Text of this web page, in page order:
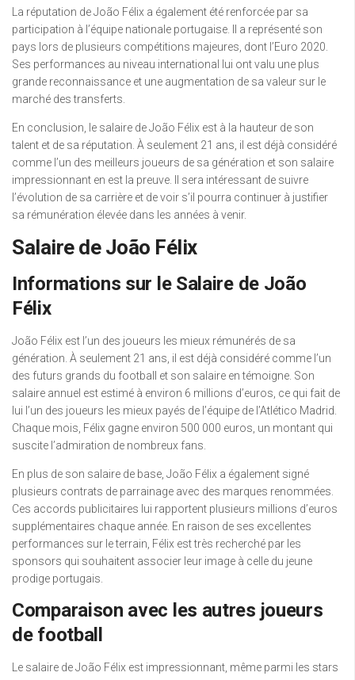
La réputation de João Félix a également été renforcée par sa
participation à l’équipe nationale portugaise. Il a représenté son
pays lors de plusieurs compétitions majeures, dont l’Euro 2020.
Ses performances au niveau international lui ont valu une plus
grande reconnaissance et une augmentation de sa valeur sur le
marché des transferts.
En conclusion, le salaire de João Félix est à la hauteur de son
talent et de sa réputation. À seulement 21 ans, il est déjà considéré
comme l’un des meilleurs joueurs de sa génération et son salaire
impressionnant en est la preuve. Il sera intéressant de suivre
l’évolution de sa carrière et de voir s’il pourra continuer à justifier
sa rémunération élevée dans les années à venir.
Salaire de João Félix
Informations sur le Salaire de João
Félix
João Félix est l’un des joueurs les mieux rémunérés de sa
génération. À seulement 21 ans, il est déjà considéré comme l’un
des futurs grands du football et son salaire en témoigne. Son
salaire annuel est estimé à environ 6 millions d’euros, ce qui fait de
lui l’un des joueurs les mieux payés de l’équipe de l’Atlético Madrid.
Chaque mois, Félix gagne environ 500 000 euros, un montant qui
suscite l’admiration de nombreux fans.
En plus de son salaire de base, João Félix a également signé
plusieurs contrats de parrainage avec des marques renommées.
Ces accords publicitaires lui rapportent plusieurs millions d’euros
supplémentaires chaque année. En raison de ses excellentes
performances sur le terrain, Félix est très recherché par les
sponsors qui souhaitent associer leur image à celle du jeune
prodige portugais.
Comparaison avec les autres joueurs
de football
Le salaire de João Félix est impressionnant, même parmi les stars